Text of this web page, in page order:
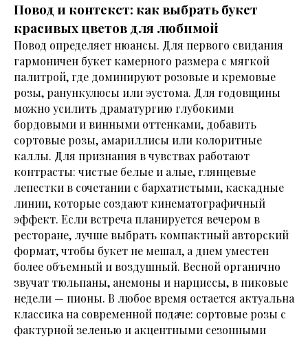
Повод и контекст: как выбрать букет
красивых цветов для любимой
Повод определяет нюансы. Для первого свидания
гармоничен букет камерного размера с мягкой
палитрой, где доминируют розовые и кремовые
розы, ранункулюсы или эустома. Для годовщины
можно усилить драматургию глубокими
бордовыми и винными оттенками, добавить
сортовые розы, амариллисы или колоритные
каллы. Для признания в чувствах работают
контрасты: чистые белые и алые, глянцевые
лепестки в сочетании с бархатистыми, каскадные
линии, которые создают кинематографичный
эффект. Если встреча планируется вечером в
ресторане, лучше выбрать компактный авторский
формат, чтобы букет не мешал, а днем уместен
более объемный и воздушный. Весной органично
звучат тюльпаны, анемоны и нарциссы, в пиковые
недели — пионы. В любое время остается актуальна
классика на современной подаче: сортовые розы с
фактурной зеленью и акцентными сезонными